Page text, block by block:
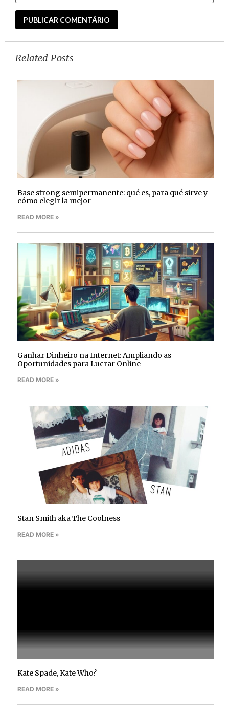
Related Posts
Base strong semipermanente: qué es, para qué sirve y
cómo elegir la mejor
READ MORE »
Ganhar Dinheiro na Internet: Ampliando as
Oportunidades para Lucrar Online
READ MORE »
Stan Smith aka The Coolness
READ MORE »
Kate Spade, Kate Who?
READ MORE »